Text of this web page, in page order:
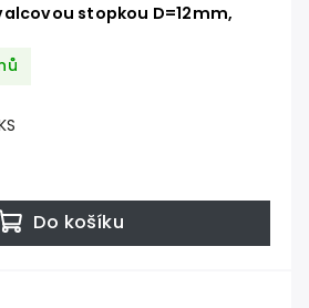
stopkou D=12mm,
Do košíku